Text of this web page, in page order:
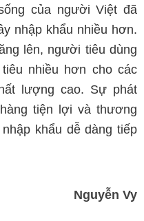
của người Việt đã
nhập khẩu nhiều hơn.
lên, người tiêu dùng
nhiều hơn cho các
lượng cao. Sự phát
tiện lợi và thương
khẩu dễ dàng tiếp
Nguyễn Vy